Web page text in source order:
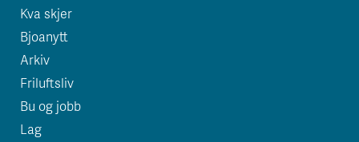
Kva skjer
Bjoanytt
Arkiv
Friluftsliv
Bu og jobb
Lag